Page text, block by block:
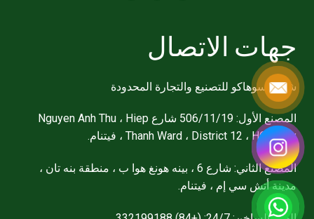
جهات الاتصال
شركة سوهاكو للتصنيع والتجارة المحدودة
المصنع الأول: 506/11/19 شارع Nguyen Anh Thu ، Hiep
Thanh Ward ، District 12 ، HCM city ، فيتنام.
المصنع الثاني: شارع 6 ، بينه هونغ هوا ب ، منطقة بنه تان ،
مدينة أتش سي إم ، فيتنام.